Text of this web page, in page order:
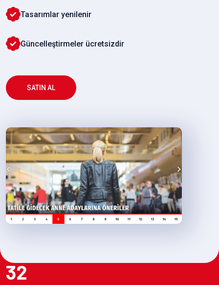
Tasarımlar yenilenir
Güncelleştirmeler ücretsizdir
SATIN AL
32